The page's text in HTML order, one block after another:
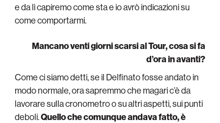
e da lì capiremo come sta e io avrò indicazioni su
come comportarmi.
Mancano venti giorni scarsi al Tour, cosa si fa
d’ora in avanti?
Come ci siamo detti, se il Delfinato fosse andato in
modo normale, ora sapremmo che magari c’è da
lavorare sulla cronometro o su altri aspetti, sui punti
deboli.Quello che comunque andava fatto, è